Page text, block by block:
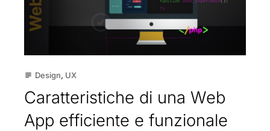
subject Design, UX
Caratteristiche di una Web
App efficiente e funzionale